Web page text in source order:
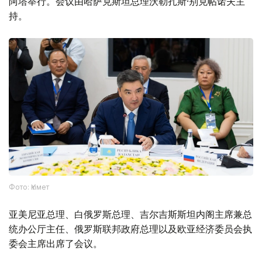
持。
Фото: Үкімет
亚美尼亚总理、白俄罗斯总理、吉尔吉斯斯坦内阁主席兼总
统办公厅主任、俄罗斯联邦政府总理以及欧亚经济委员会执
委会主席出席了会议。